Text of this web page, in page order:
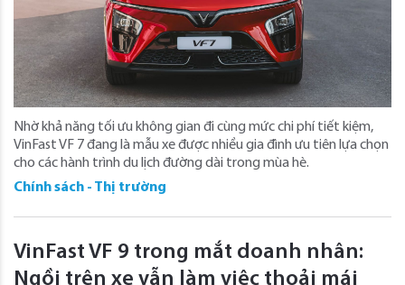
Nhờ khả năng tối ưu không gian đi cùng mức chi phí tiết kiệm,
VinFast VF 7 đang là mẫu xe được nhiều gia đình ưu tiên lựa chọn
cho các hành trình du lịch đường dài trong mùa hè.
Chính sách - Thị trường
VinFast VF 9 trong mắt doanh nhân:
Ngồi trên xe vẫn làm việc thoải mái